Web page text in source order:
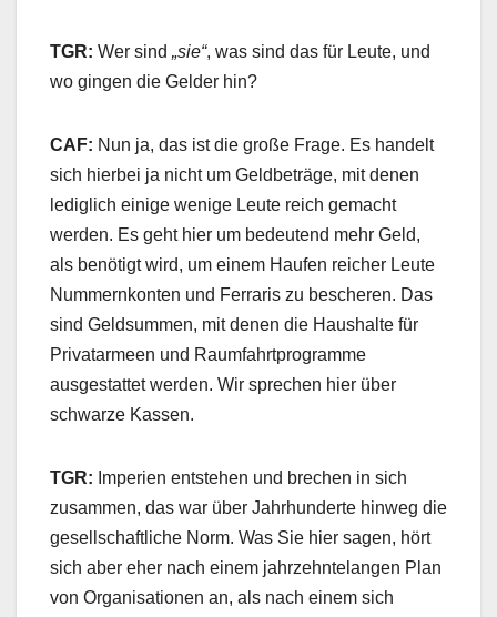
TGR: Wer sind „sie“, was sind das für Leute, und
wo gingen die Gelder hin?
CAF: Nun ja, das ist die große Frage. Es handelt
sich hierbei ja nicht um Geldbeträge, mit denen
lediglich einige wenige Leute reich gemacht
werden. Es geht hier um bedeutend mehr Geld,
als benötigt wird, um einem Haufen reicher Leute
Nummernkonten und Ferraris zu bescheren. Das
sind Geldsummen, mit denen die Haushalte für
Privatarmeen und Raumfahrtprogramme
ausgestattet werden. Wir sprechen hier über
schwarze Kassen.
TGR: Imperien entstehen und brechen in sich
zusammen, das war über Jahrhunderte hinweg die
gesellschaftliche Norm. Was Sie hier sagen, hört
sich aber eher nach einem jahrzehntelangen Plan
von Organisationen an, als nach einem sich